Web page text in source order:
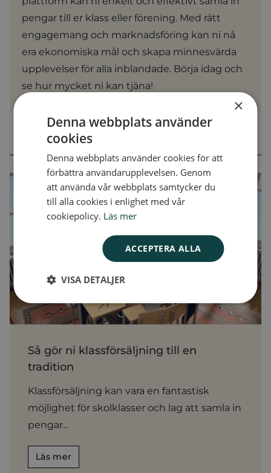
pengar till er klass eller förening. Med rätt
engagemang och marknadsföring kan ni nå
era ekonomiska mål och skapa minnesvärda
upplevelser för alla inblandade. Börja idag och
se hur mycket ni kan tjäna!
MER FRÅN KUNSKAPSBANKEN
Så gör ni klassförsäljning till en
tradition
Klassförsäljning kan vara en fantastisk
möjlighet för skolklasser och lag att samla in
pengar...
Läs mer
×
Denna webbplats använder
cookies
Denna webbplats använder cookies för att
förbättra användarupplevelsen. Genom
att använda vår webbplats samtycker du
till alla cookies i enlighet med vår
cookiepolicy. Läs mer
ACCEPTERA ALLA
VISA DETALJER